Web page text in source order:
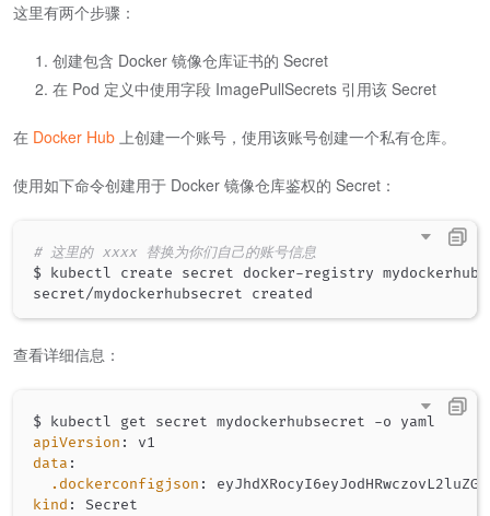
这里有两个步骤：
创建包含 Docker 镜像仓库证书的 Secret
在 Pod 定义中使用字段 ImagePullSecrets 引用该 Secret
在 Docker Hub 上创建一个账号，使用该账号创建一个私有仓库。
使用如下命令创建用于 Docker 镜像仓库鉴权的 Secret：
# 这里的 xxxx 替换为你们自己的账号信息
$ kubectl create secret docker-registry
查看详细信息：
$ kubectl get secret mydockerhubsecret -
apiVersion :
data :
.dockerconfigjson :
kind :